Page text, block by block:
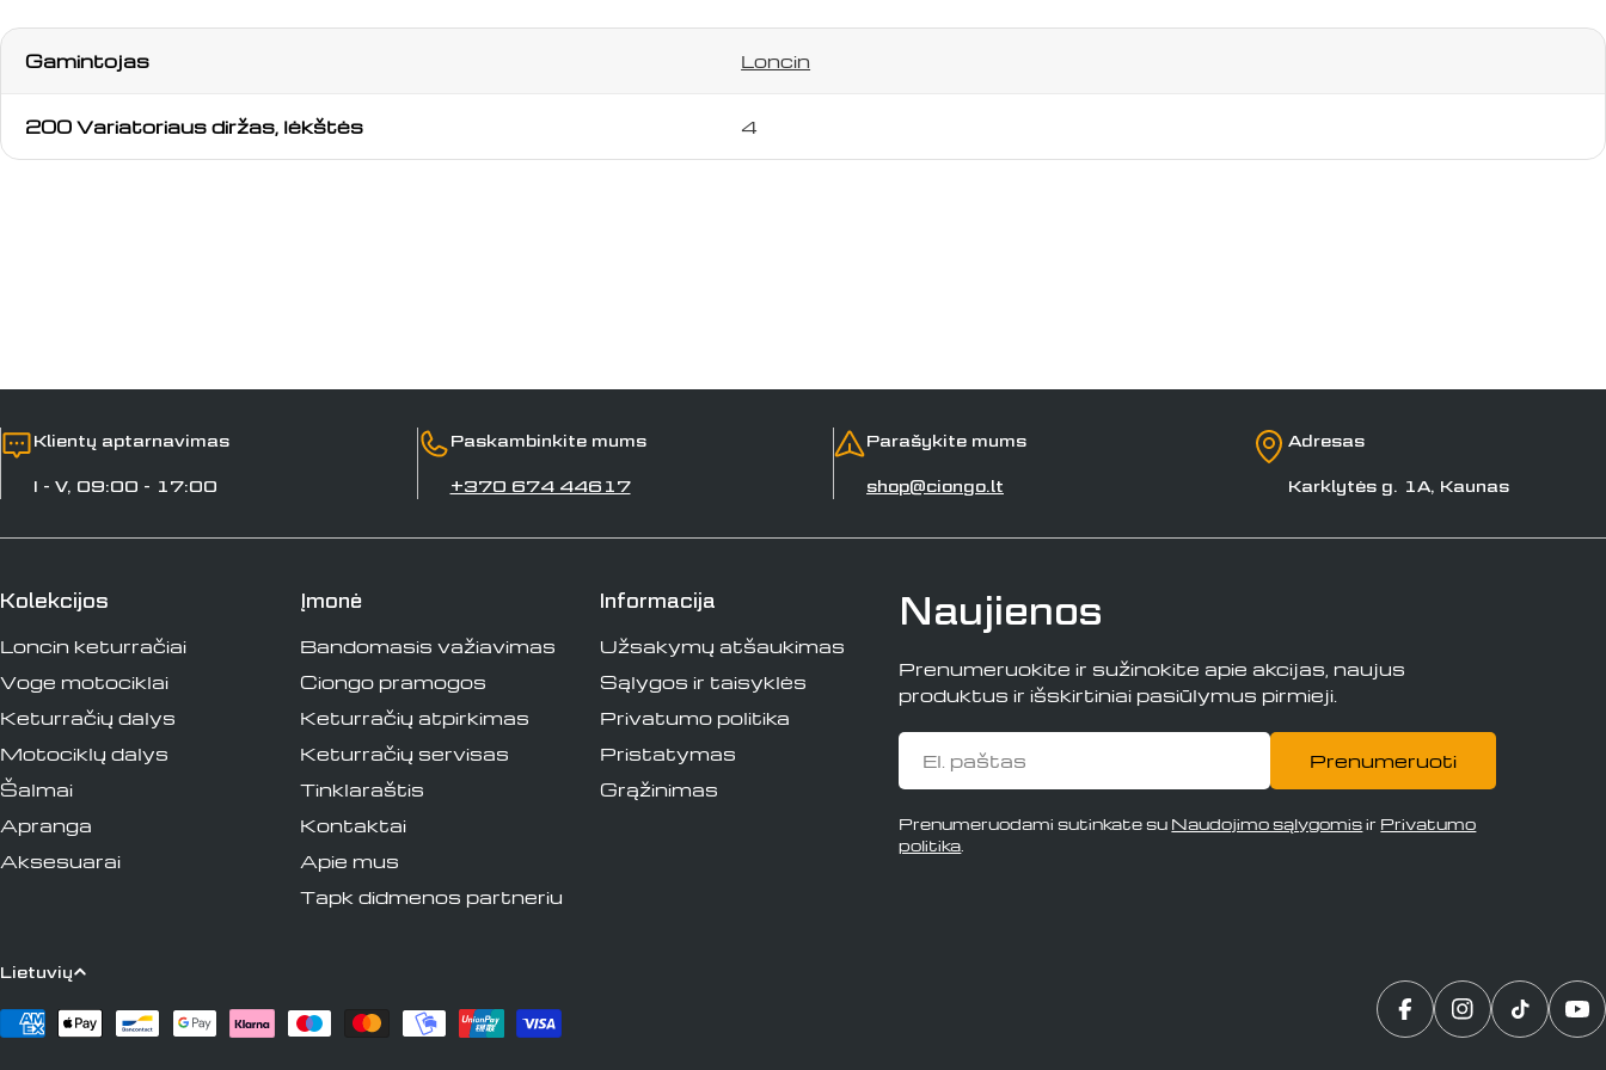
telefonas
Gamintojas Loncin
200 Variatoriaus diržas, lėkštės 4
Klientų aptarnavimas
I - V, 09:00 - 17:00
Paskambinkite mums
+370 674 44617
Parašykite mums
shop@ciongo.lt
Adresas
Karklytės g. 1A, Kaunas
Kolekcijos
Loncin keturračiai
Voge motociklai
Keturračių dalys
Motociklų dalys
Šalmai
Apranga
Aksesuarai
Įmonė
Bandomasis važiavimas
Ciongo pramogos
Keturračių atpirkimas
Keturračių servisas
Tinklaraštis
Kontaktai
Apie mus
Tapk didmenos partneriu
Informacija
Užsakymų atšaukimas
Sąlygos ir taisyklės
Privatumo politika
Pristatymas
Grąžinimas
Naujienos
Prenumeruokite ir sužinokite apie akcijas, naujus
produktus ir išskirtiniai pasiūlymus pirmieji.
El.
paštas
Prenumeruoti
Prenumeruodami sutinkate su Naudojimo sąlygomisir Privatumo
politika
K
a
Lietuvių
Apmokėjimo
Translation„Instagram“
„TikTok“